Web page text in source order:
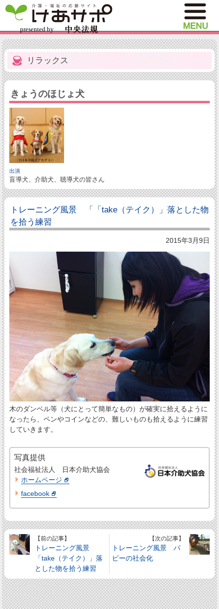
リラックス
きょうのほじょ犬
出演
盲導犬、介助犬、聴導犬の皆さん
トレーニング風景 「「take（テイク）」落とした物
を拾う練習
2015年3月9日
木のダンベル等（犬にとって簡単なもの）が確実に拾えるように
なったら、ペンやコインなどの、難しいものも拾えるように練習
していきます。
写真提供
社会福祉法人 日本介助犬協会
ホームページ
facebook
【前の記事】
トレーニング風景
「take（テイク）」落
とした物を拾う練習
【次の記事】
トレーニング風景 パ
ピーの社会化